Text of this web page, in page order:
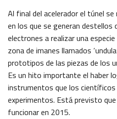
Al final del acelerador el túnel
en los que se generan
electrones a realizar una
zona de imanes llamados
prototipos de las piezas de los
Es un hito importante el haber
instrumentos que los científicos
experimentos. Está previsto
funcionar en 2015.